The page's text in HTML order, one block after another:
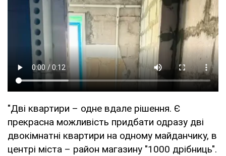
"Дві квартири – одне вдале рішення. Є
прекрасна можливість придбати одразу дві
двокімнатні квартири на одному майданчику, в
центрі міста – район магазину "1000 дрібниць".